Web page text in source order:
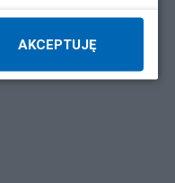
AKCEPTUJĘ